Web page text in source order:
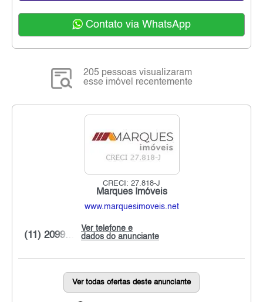
Contato via WhatsApp
205 pessoas visualizaram
esse imóvel recentemente
CRECI: 27.818-J
Marques Imóveis
www.marquesimoveis.net
Ver telefone e
dados do anunciante
(11) 2099...
Ver todas ofertas deste anunciante